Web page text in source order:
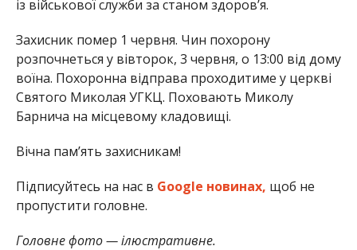
із військової служби за станом здоров’я.
Захисник помер 1 червня. Чин похорону
розпочнеться у вівторок, 3 червня, о 13:00 від дому
воїна. Похоронна відправа проходитиме у церкві
Святого Миколая УГКЦ. Поховають Миколу
Барнича на місцевому кладовищі.
Вічна памʼять захисникам!
Підписуйтесь на нас в Google новинах, щоб не
пропустити головне.
Головне фото — ілюстративне.